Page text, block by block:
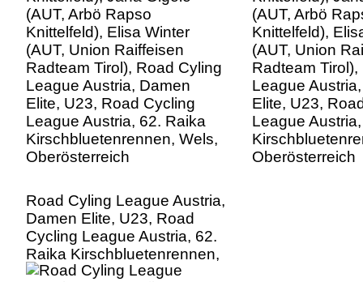
League Austria, Damen
Elite, U23, Road Cycling
League Austria, 62. Raika
Kirschbluetenrennen, Wels,
Oberösterreich
League
Elite, U23,
League
Oberösterreich
Road Cyling League Austria,
Damen Elite, U23, Road
Cycling League Austria, 62.
Raika Kirschbluetenrennen,
Wels, Oberösterreich